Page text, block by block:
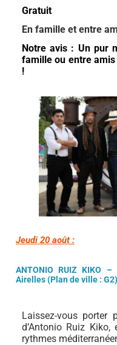
Gratuit
En famille et entre
Notre avis : Un pur
famille ou entre
!
Jeudi 20 août :
ANTONIO RUIZ KIKO –
Airelles(Plan de ville : G2)
Laissez-vous porter
d’Antonio Ruiz
rythmes